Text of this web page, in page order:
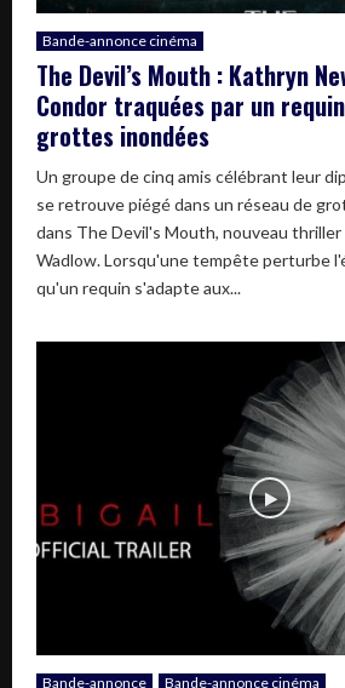
Bande-annonce cinéma
The Devil’s Mouth : Kathryn
Condor traquées par un
grottes inondées
Un groupe de cinq amis célébrant leur
se retrouve piégé dans un réseau de
dans The Devil's Mouth, nouveau
Wadlow. Lorsqu'une tempête perturbe
qu'un requin s'adapte aux...
Bande-annonce Bande-annonce cinéma